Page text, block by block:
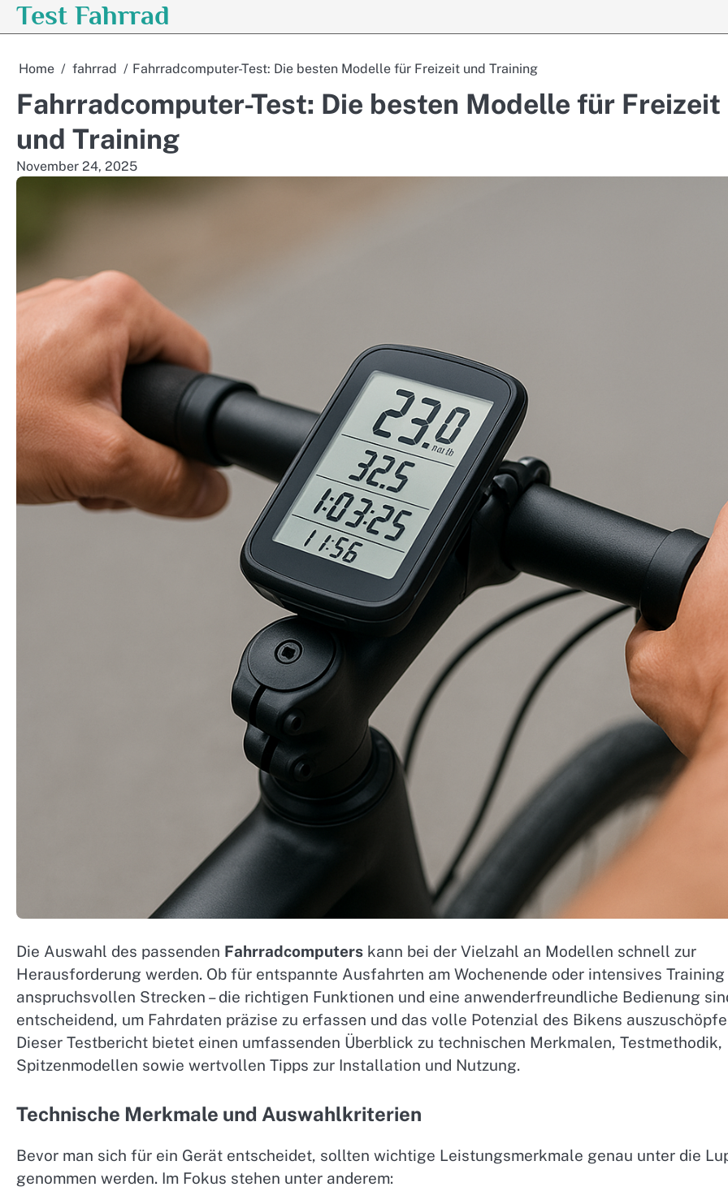
SkipTest Fahrrad
Home fahrrad Fahrradcomputer-Test: Die besten Modelle für Freizeit und Training
Fahrradcomputer-Test: Die besten Modelle für Freizeit
und Training
November 24, 2025
Die Auswahl des passenden Fahrradcomputers kann bei der Vielzahl an Modellen schnell zur
Herausforderung werden. Ob für entspannte Ausfahrten am Wochenende oder intensives
anspruchsvollen Strecken – die richtigen Funktionen und eine anwenderfreundliche Bedienung
entscheidend, um Fahrdaten präzise zu erfassen und das volle Potenzial des Bikens
Dieser Testbericht bietet einen umfassenden Überblick zu technischen Merkmalen, Testmethodik,
Spitzenmodellen sowie wertvollen Tipps zur Installation und Nutzung.
Technische Merkmale und Auswahlkriterien
Bevor man sich für ein Gerät entscheidet, sollten wichtige Leistungsmerkmale genau unter die
genommen werden. Im Fokus stehen unter anderem: